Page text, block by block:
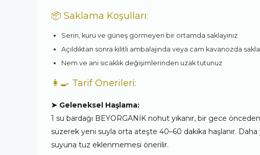
📦 Saklama Koşulları:
Serin, kuru ve güneş görmeyen bir ortamda saklayınız
Açıldıktan sonra kilitli ambalajında veya cam kavanozda
Nem ve ani sıcaklık değişimlerinden uzak tutunuz
👩‍🍳 Tarif Önerileri:
➤ Geleneksel Haşlama:
1 su bardağı BEYORGANİK nohut yıkanır, bir gece
süzerek yeni suyla orta ateşte 40–60 dakika haşlanır.
suyuna tuz eklenmemesi önerilir.